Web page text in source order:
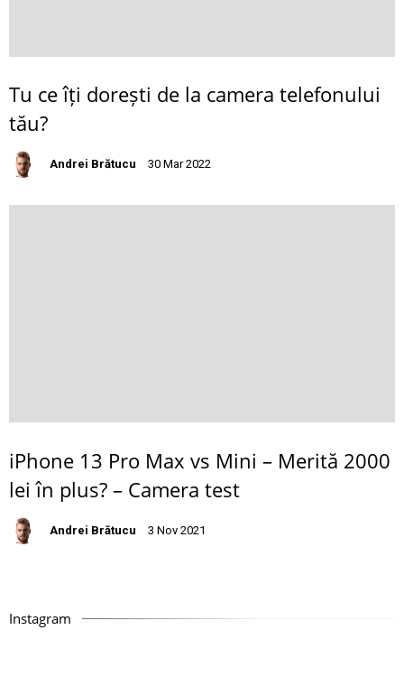
Tu ce îți dorești de la camera telefonului
tău?
Andrei Brătucu 30 Mar 2022
iPhone 13 Pro Max vs Mini – Merită 2000
lei în plus? – Camera test
Andrei Brătucu 3 Nov 2021
Instagram